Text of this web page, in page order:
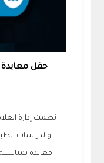
حفل معايدة
نظمت إدارة
معايدة